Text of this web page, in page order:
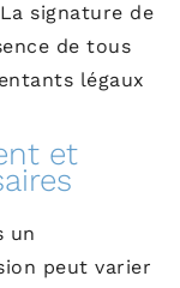
signature de
de tous
légaux
et
un
peut varier